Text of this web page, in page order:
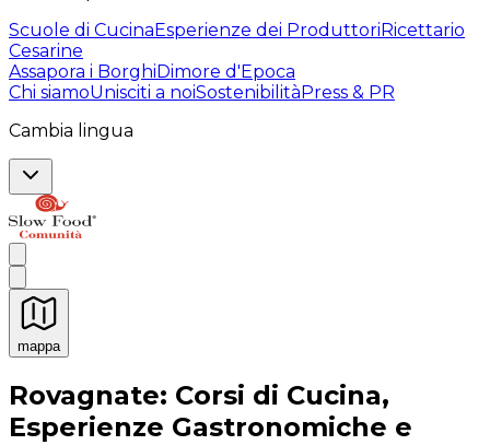
Scuole di CucinaEsperienze dei ProduttoriRicettario
Cesarine
Assapora i BorghiDimore d'Epoca
Chi siamoUnisciti a noiSostenibilitàPress & PR
Cambia lingua
mappa
Esperienze culinarie indimenticabili: Esperienze
Rovagnate: Corsi di Cucina,
Esperienze Gastronomiche e